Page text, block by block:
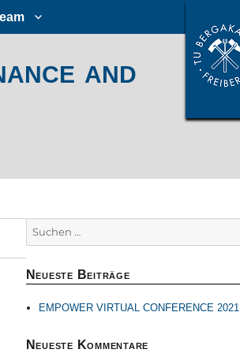
and
Suchen
nach:
Neueste Beiträge
EMPOWER VIRTUAL CONFERENCE 2021
Neueste Kommentare